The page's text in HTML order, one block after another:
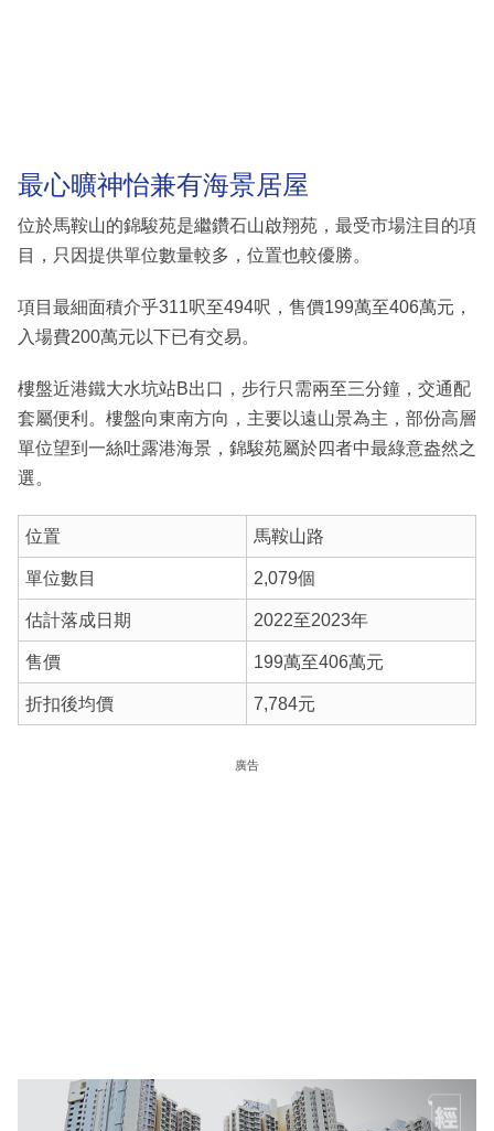
最心曠神怡兼有海景居屋
位於馬鞍山的錦駿苑是繼鑽石山啟翔苑，最受市場注目的項
目，只因提供單位數量較多，位置也較優勝。
項目最細面積介乎311呎至494呎，售價199萬至406萬元，
入場費200萬元以下已有交易。
樓盤近港鐵大水坑站B出口，步行只需兩至三分鐘，交通配
套屬便利。樓盤向東南方向，主要以遠山景為主，部份高層
單位望到一絲吐露港海景，錦駿苑屬於四者中最綠意盎然之
選。
位置 馬鞍山路
單位數目 2,079個
估計落成日期 2022至2023年
售價 199萬至406萬元
折扣後均價 7,784元
廣告